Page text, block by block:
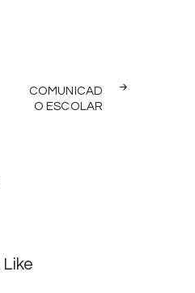
POST
COMUNICAD
O ESCOLAR